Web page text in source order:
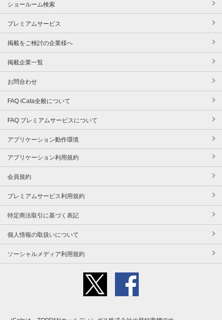
ショールーム検索
プレミアムサービス
掲載をご検討の企業様へ
掲載企業一覧
お問合わせ
FAQ iCata全般について
FAQ プレミアムサービスについて
アプリケーション動作環境
アプリケーション利用規約
会員規約
プレミアムサービス利用規約
特定商法取引に基づく表記
個人情報の取扱いについて
ソーシャルメディア利用規約